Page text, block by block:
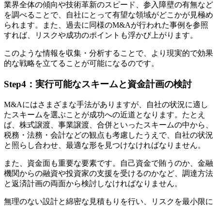
業界全体の傾向や技術革新のスピード、参入障壁の有無など
を調べることで、自社にとって有望な領域がどこかが見極め
られます。また、過去に同様のM&Aが行われた事例を参照
すれば、リスクや成功のポイントも浮かび上がります。
このような情報を収集・分析することで、より現実的で効果
的な戦略を立てることが可能になるのです。
Step4：実行可能なスキームと資金計画の検討
M&Aにはさまざまな手法がありますが、自社の状況に適し
たスキームを選ぶことが成功への近道となります。たとえ
ば、株式譲渡、事業譲渡、合併といったスキームの中から、
税務・法務・会計などの観点も考慮したうえで、自社の状況
と照らし合わせ、最適な形を見つけなければなりません。
また、資金面も重要な要素です。自己資金で賄うのか、金融
機関からの融資や投資家の支援を受けるのかなど、調達方法
と返済計画の両面から検討しなければなりません。
無理のない設計と綿密な見積もりを行い、リスクを最小限に